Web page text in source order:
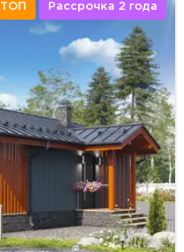
ТОП Рассрочка 2 года